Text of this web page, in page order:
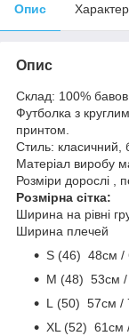
Опис
Опис
Склад: 100%
Футболка з
принтом.
Стиль: класичний,
Матеріал виробу
Розміри дорослі ,
Розмірна сітка:
Ширина на рівні
Ширина плечей
S (46) 48cм /
M (48) 53см
L (50) 57см /
ХL (52) 61см